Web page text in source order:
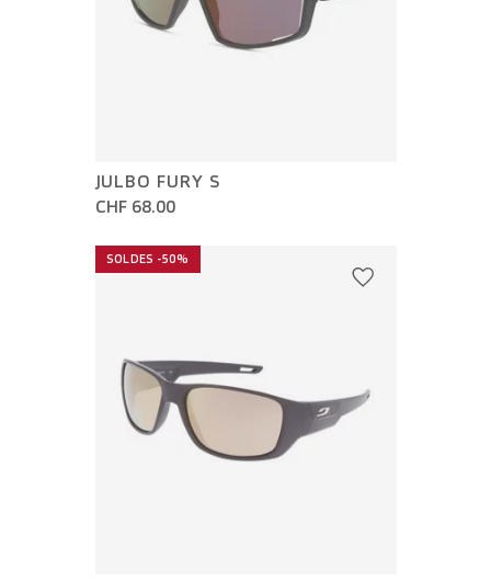
JULBO FURY S
CHF 68.00
SOLDES -50%